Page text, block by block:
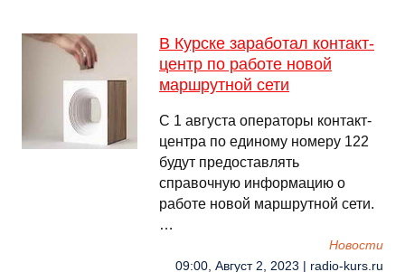
В Курске заработал контакт-
центр по работе новой
маршрутной сети
С 1 августа операторы контакт-
центра по единому номеру 122
будут предоставлять
справочную информацию о
работе новой маршрутной сети.
…
Новости
09:00, Август 2, 2023 | radio-kurs.ru